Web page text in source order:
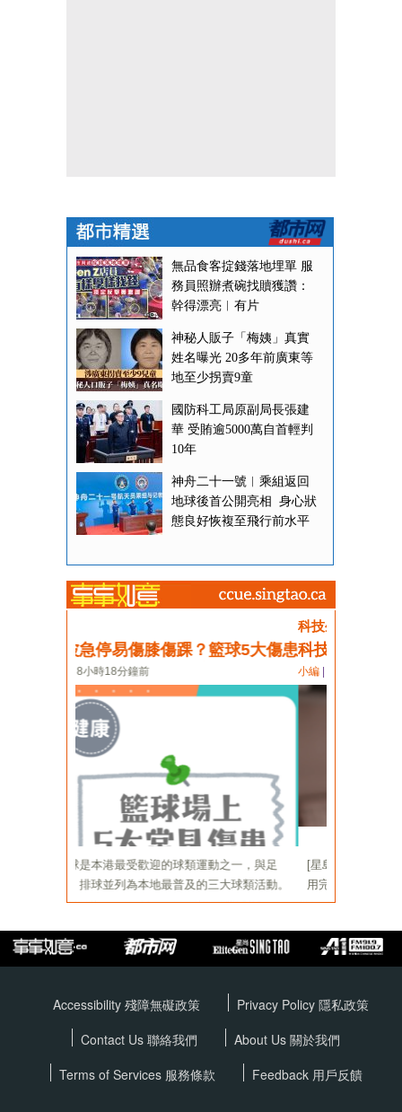
Accessibility 殘障無礙政策 Privacy Policy 隱私政策
Contact Us 聯絡我們
About Us 關於我們
Terms of Services 服務條款 Feedback 用戶反饋